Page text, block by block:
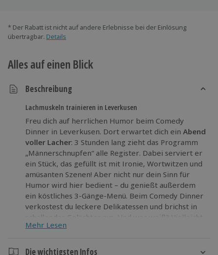
* Der Rabatt ist nicht auf andere Erlebnisse bei der Einlösung
übertragbar. Details
Alles auf einen Blick
Beschreibung
Lachmuskeln trainieren in Leverkusen
Freu dich auf herrlichen Humor beim Comedy
Dinner in Leverkusen. Dort erwartet dich ein Abend
voller Lacher: 3 Stunden lang zieht das Programm
„Männerschnupfen“ alle Register. Dabei serviert er
ein Stück, das gefüllt ist mit Ironie, Wortwitzen und
amüsanten Szenen! Aber nicht nur dein Sinn für
Humor wird hier bedient – du genießt außerdem
ein köstliches 3-Gänge-Menü. Beim Comedy Dinner
verkostest du leckere Delikatessen und brichst in
schallendes Gelächter aus. Und wer weiß? Vielleicht
spricht dich einer der Künstler überraschend an
Sichere dir einen Platz beim Comedy Dinner in
Mehr Lesen
Die wichtigsten Infos